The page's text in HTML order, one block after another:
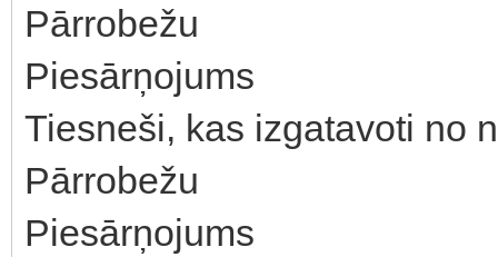
Pārrobežu
Piesārņojums
Tiesneši, kas izgatavoti no
Pārrobežu
Piesārņojums